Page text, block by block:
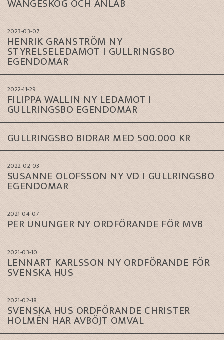
WANGESKOG OCH ANLAB
2023-03-07
HENRIK GRANSTRÖM NY
STYRELSELEDAMOT I GULLRINGSBO
EGENDOMAR
2022-11-29
FILIPPA WALLIN NY LEDAMOT I
GULLRINGSBO EGENDOMAR
GULLRINGSBO BIDRAR MED 500.000 KR
2022-02-03
SUSANNE OLOFSSON NY VD I GULLRINGSBO
EGENDOMAR
2021-04-07
PER UNUNGER NY ORDFÖRANDE FÖR MVB
2021-03-10
LENNART KARLSSON NY ORDFÖRANDE FÖR
SVENSKA HUS
2021-02-18
SVENSKA HUS ORDFÖRANDE CHRISTER
HOLMÉN HAR AVBÖJT OMVAL